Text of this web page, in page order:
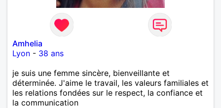
Amhelia
Lyon - 38 ans
je suis une femme sincère, bienveillante et
déterminée. J'aime le travail, les valeurs familiales et
les relations fondées sur le respect, la confiance et
la communication